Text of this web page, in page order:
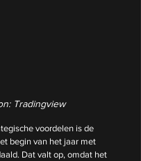
Tradingview
voordelen is de
begin van het jaar met
Dat valt op, omdat het